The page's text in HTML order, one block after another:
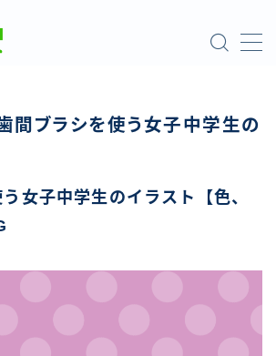
歯間ブラシを使う女子中学生の
女子中学生のイラスト【色、